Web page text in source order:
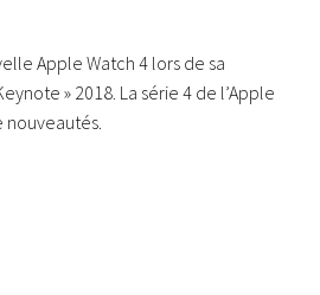
Apple Watch 4 lors de sa
» 2018. La série 4 de l’Apple